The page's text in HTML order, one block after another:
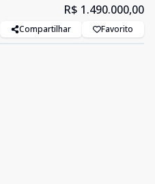
R$ 1.490.000,00
Compartilhar Favorito